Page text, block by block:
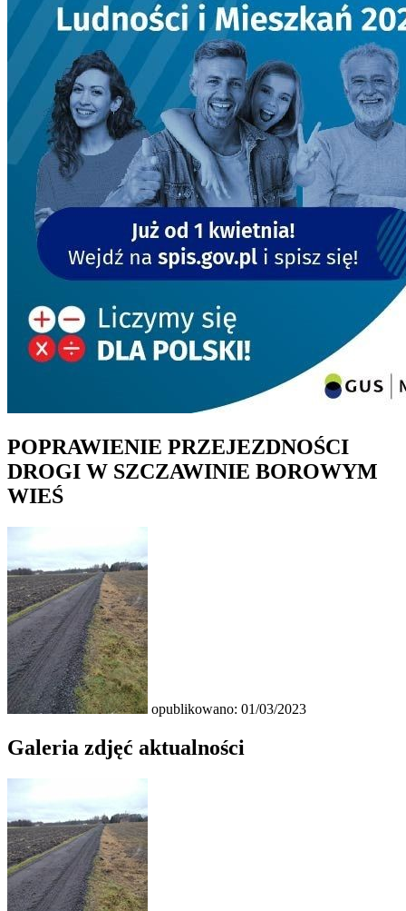
POPRAWIENIE PRZEJEZDNOŚCI
DROGI W SZCZAWINIE BOROWYM
WIEŚ
opublikowano: 01/03/2023
Galeria zdjęć aktualności